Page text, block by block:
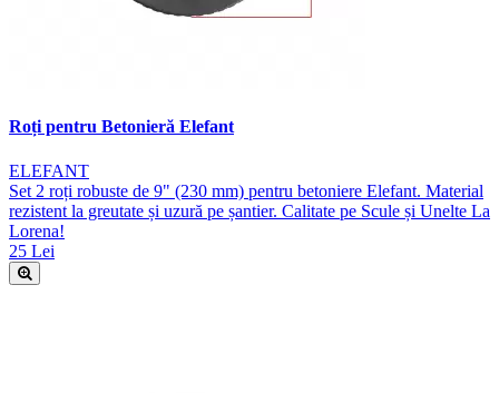
Roți pentru Betonieră Elefant
ELEFANT
Set 2 roți robuste de 9" (230 mm) pentru betoniere Elefant. Material
rezistent la greutate și uzură pe șantier. Calitate pe Scule și Unelte La
Lorena!
25 Lei